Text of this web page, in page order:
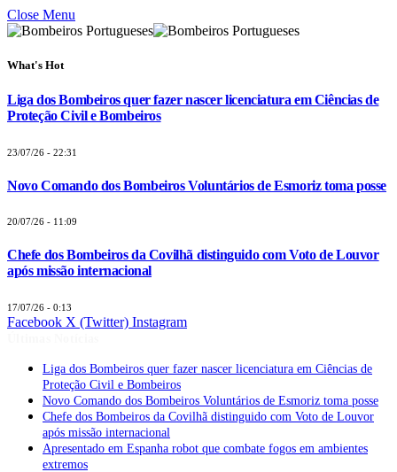
Close Menu
What's Hot
Liga dos Bombeiros quer fazer nascer licenciatura em Ciências de
Proteção Civil e Bombeiros
23/07/26 - 22:31
Novo Comando dos Bombeiros Voluntários de Esmoriz toma posse
20/07/26 - 11:09
Chefe dos Bombeiros da Covilhã distinguido com Voto de Louvor
após missão internacional
17/07/26 - 0:13
Facebook X (Twitter) Instagram
Liga dos Bombeiros quer fazer nascer licenciatura em Ciências de
Proteção Civil e Bombeiros
Novo Comando dos Bombeiros Voluntários de Esmoriz toma posse
Chefe dos Bombeiros da Covilhã distinguido com Voto de Louvor
após missão internacional
Apresentado em Espanha robot que combate fogos em ambientes
extremos